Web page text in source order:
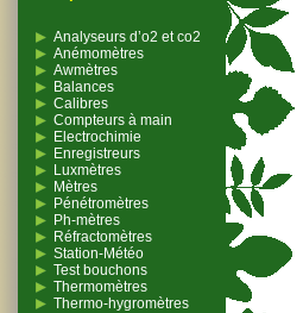
Analyseurs d’o2 et co2
Anémomètres
Awmètres
Balances
Calibres
Compteurs à main
Electrochimie
Enregistreurs
Luxmètres
Mètres
Pénétromètres
Ph-mètres
Réfractomètres
Station-Météo
Test bouchons
Thermomètres
Thermo-hygromètres